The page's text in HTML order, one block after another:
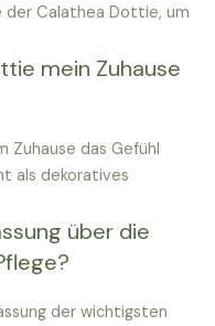
der Calathea Dottie, um
mein Zuhause
das Gefühl
als dekoratives
über die
der wichtigsten